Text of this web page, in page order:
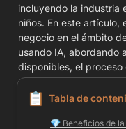
incluyendo la industria
niños. En este artículo,
negocio en el ámbito
usando IA, abordando
disponibles, el
📋 Tabla de
💎 Beneficios de